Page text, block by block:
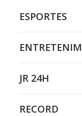
ESPORTES
JR 24H
RECORD